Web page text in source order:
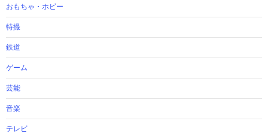
おもちゃ・ホビー
特撮
鉄道
ゲーム
芸能
音楽
テレビ